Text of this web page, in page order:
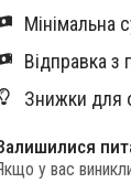
Мінімальна
Відправка з
Знижки для
у вас